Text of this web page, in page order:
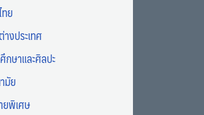
ย
งประเทศ
กษาและศิลปะ
มัย
ยพิเศษ